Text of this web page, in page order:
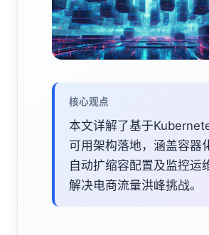
核心观点
本文详解了基于
可用架构落地，涵盖容器
自动扩缩容配置及监控运
解决电商流量洪峰挑战。